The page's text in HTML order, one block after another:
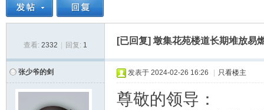
查看: 2332 回复: 1 [已回复] 墩集花苑楼道长期堆放易
张少爷的剑 发表于 2024-02-26 16:26 只看楼主
尊敬的领导：